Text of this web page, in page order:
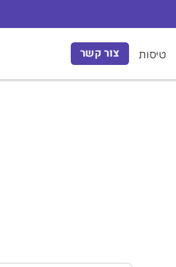
טיסות צור קשר